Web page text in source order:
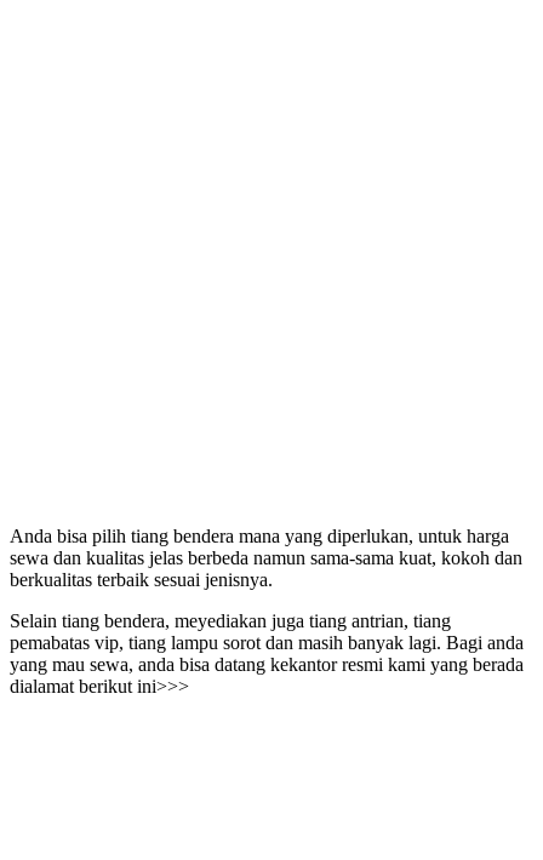
Anda bisa pilih tiang bendera mana yang diperlukan, untuk harga
sewa dan kualitas jelas berbeda namun sama-sama kuat, kokoh dan
berkualitas terbaik sesuai jenisnya.
Selain tiang bendera, meyediakan juga tiang antrian, tiang
pemabatas vip, tiang lampu sorot dan masih banyak lagi. Bagi anda
yang mau sewa, anda bisa datang kekantor resmi kami yang berada
dialamat berikut ini>>>